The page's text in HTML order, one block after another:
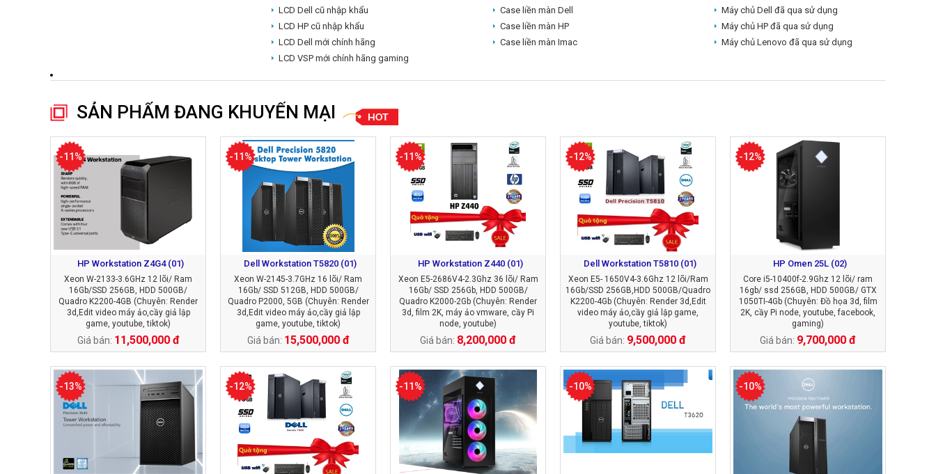
LCD Dell cũ nhập khẩu
LCD HP cũ nhập khẩu
LCD Dell mới chính hãng
LCD VSP mới chính hãng gaming
Case liền màn Dell
Case liền màn HP
Case liền màn Imac
Máy chủ Dell đã qua sử dụng
Máy chủ HP đã qua sử dụng
Máy chủ Lenovo đã qua sử dụng
SẢN PHẨM ĐANG KHUYẾN MẠI
HP Workstation Z4G4 (01)
Xeon W-2133-3.6GHz 12 lõi/ Ram
16Gb/SSD 256GB, HDD 500GB/
Quadro K2200-4GB (Chuyên: Render
3d,Edit video máy ảo,cầy giả lập
game, youtube, tiktok)
Giá bán: 11,500,000 đ
-11%
Dell Workstation T5820 (01)
Xeon W-2145-3.7GHz 16 lõi/ Ram
16Gb/ SSD 512GB, HDD 500GB/
Quadro P2000, 5GB (Chuyên: Render
3d,Edit video máy ảo,cầy giả lập
game, youtube, tiktok)
Giá bán: 15,500,000 đ
-11%
HP Workstation Z440 (01)
Xeon E5-2686V4-2.3Ghz 36 lõi/ Ram
16Gb/ SSD 256Gb, HDD 500GB/
Quadro K2000-2Gb (Chuyên: Render
3d, film 2K, máy ảo vmware, cầy Pi
node, youtube)
Giá bán: 8,200,000 đ
-11%
Dell Workstation T5810 (01)
Xeon E5- 1650V4-3.6Ghz 12 lõi/Ram
16Gb/SSD 256GB,HDD 500GB/Quadro
K2200-4Gb (Chuyên: Render 3d,Edit
video máy ảo,cầy giả lập game,
youtube, tiktok)
Giá bán: 9,500,000 đ
-12%
HP Omen 25L (02)
Core i5-10400f-2.9Ghz 12 lõi/ ram
16gb/ ssd 256GB, HDD 500GB/ GTX
1050TI-4Gb (Chuyên: Đồ họa 3d, film
2K, cầy Pi node, youtube, facebook,
gaming)
Giá bán: 9,700,000 đ
-12%
-13% -12% -11% -10% -10%